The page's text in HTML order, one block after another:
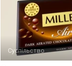
Суспільство